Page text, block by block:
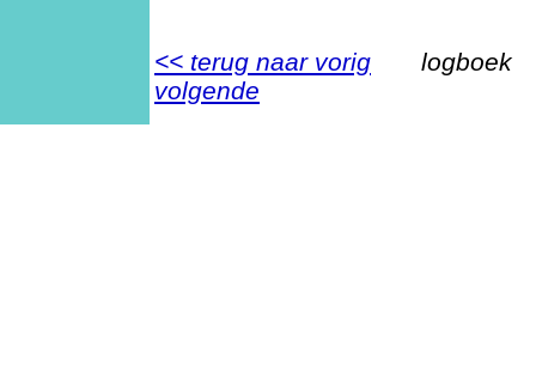
<< terug naar vorig
volgende